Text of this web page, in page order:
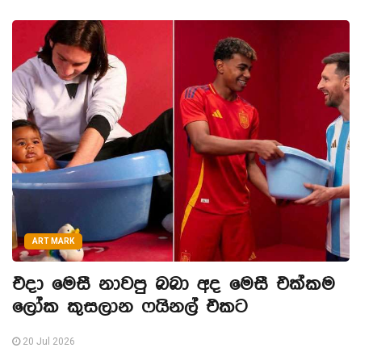
ART MARK
එදා මෙසී නාවපු බබා අද මෙසී එක්කම
ලෝක කුසලාන ෆයිනල් එකට
20 Jul 2026